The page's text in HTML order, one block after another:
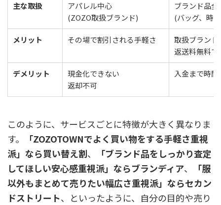
主な取扱
アパレル中心
(ZOZO取扱ブランド)
ブランド品全
(バッグ、時
メリット その場で割引される手軽さ
取扱ブランド
返送料無料で
デメリット
現金化できない
返却不可
入金まで時
このように、サービスごとに特徴が大きく異なりま
す。
「ZOZOTOWNでよく買い物をする手軽さ重視
派」なら買い替え割、
「ブランド品をしっかり査定
してほしい安心感重視派」ならブランディア、
「服
以外もまとめて売りたい幅広さ重視派」ならセカン
ドストリート、といったように、自分の目的や売り